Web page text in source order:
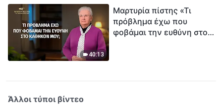
40:13
Μαρτυρία πίστης «Τι
πρόβλημα έχω που
φοβάμαι την ευθύνη στο
Άλλοι τύποι βίντεο